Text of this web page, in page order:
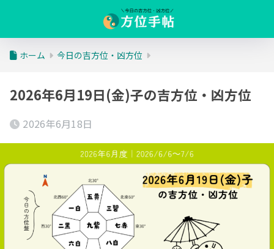
ホーム 今日の吉方位・凶方位
2026年6月19日(金)子の吉方位・凶方位
2026年6月18日